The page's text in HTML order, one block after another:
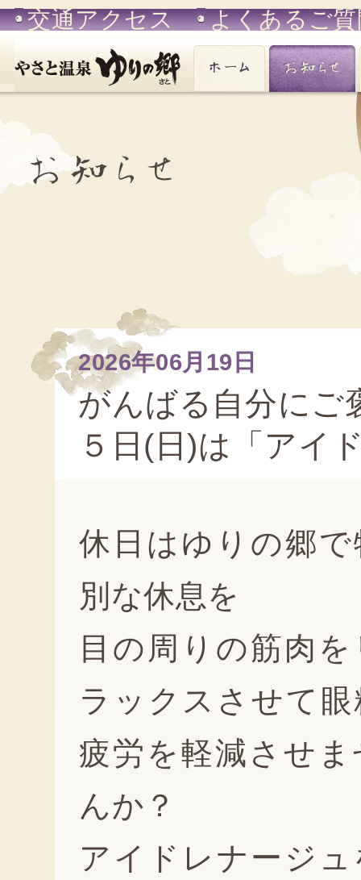
交通アクセス よくあるご
ホーム お知らせ
2026年06月19日
がんばる自分にご
５日(日)は「アイ
休日はゆりの郷で
別な休息を
目の周りの筋肉を
ラックスさせて眼
疲労を軽減させま
んか？
アイドレナージュ